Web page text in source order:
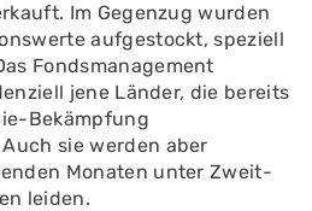
Im Gegenzug wurden
aufgestockt, speziell
Fondsmanagement
jene Länder, die bereits
Bekämpfung
sie werden aber
Monaten unter Zweit-
leiden.